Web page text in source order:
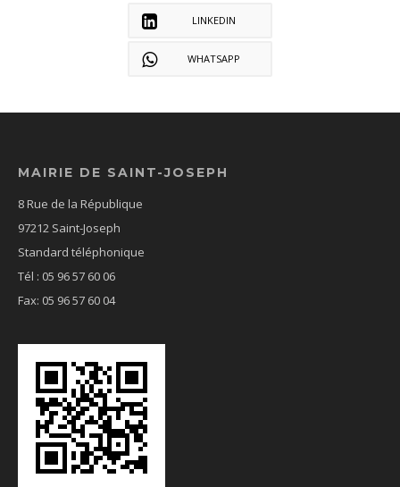
LINKEDIN
WHATSAPP
MAIRIE DE SAINT-JOSEPH
8 Rue de la République
97212 Saint-Joseph
Standard téléphonique
Tél : 05 96 57 60 06
Fax: 05 96 57 60 04